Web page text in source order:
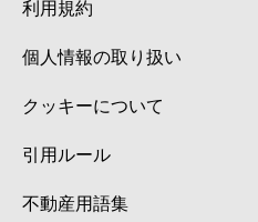
利用規約
個人情報の取り扱い
クッキーについて
引用ルール
不動産用語集